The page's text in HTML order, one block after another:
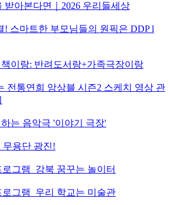
받아본다면｜2026 우리들세상
! 스마트한 부모님들의 원픽은 DDP l
이랑: 반려도서랑+가족극장이랑
전통연희 앙상블 시즌2 스케치 영상 관
는 음악극 '이야기 극장'
무용단 광진!
그램_강북 꿈꾸는 놀이터
그램_우리 학교는 미술관